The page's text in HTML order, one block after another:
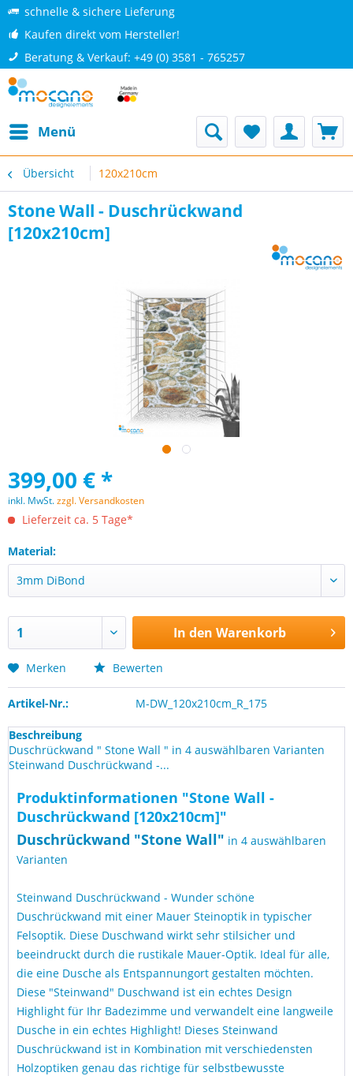
schnelle & sichere Lieferung
Kaufen direkt vom Hersteller!
Beratung & Verkauf: +49 (0) 3581 - 765257
Menü
Übersicht 120x210cm
Stone Wall - Duschrückwand
[120x210cm]
399,00 € *
inkl. MwSt.zzgl. Versandkosten
Lieferzeit ca. 5 Tage*
Material:
In den Warenkorb
Merken Bewerten
Artikel-Nr.: M-DW_120x210cm_R_175
Beschreibung
Duschrückwand " Stone Wall " in 4 auswählbaren Varianten
Steinwand Duschrückwand -...
Produktinformationen "Stone Wall -
Duschrückwand [120x210cm]"
Duschrückwand "Stone Wall" in 4 auswählbaren
Varianten
Steinwand Duschrückwand - Wunder schöne
Duschrückwand mit einer Mauer Steinoptik in typischer
Felsoptik. Diese Duschwand wirkt sehr stilsicher und
beeindruckt durch die rustikale Mauer-Optik. Ideal für alle,
die eine Dusche als Entspannungort gestalten möchten.
Diese "Steinwand" Duschwand ist ein echtes Design
Highlight für Ihr Badezimme und verwandelt eine langweile
Dusche in ein echtes Highlight! Dieses Steinwand
Duschrückwand ist in Kombination mit verschiedensten
Holzoptiken genau das richtige für selbstbewusste